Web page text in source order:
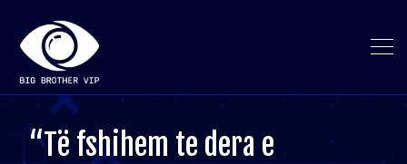
“Të fshihem te dera e